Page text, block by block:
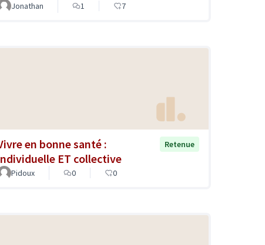
Jonathan 1 7
en bonne santé :
ET collective
Retenue
Pidoux 0 0